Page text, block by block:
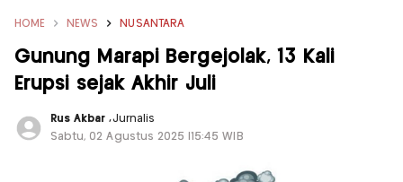
HOME NEWS NUSANTARA
Gunung Marapi Bergejolak, 13 Kali
Erupsi sejak Akhir Juli
Rus Akbar,Jurnalis
Sabtu, 02 Agustus 2025 |15:45 WIB